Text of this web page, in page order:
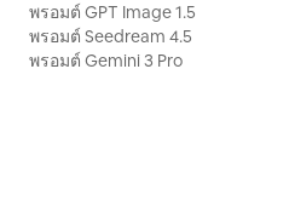
พรอมต์ GPT Image 1.5
พรอมต์ Seedream 4.5
พรอมต์ Gemini 3 Pro